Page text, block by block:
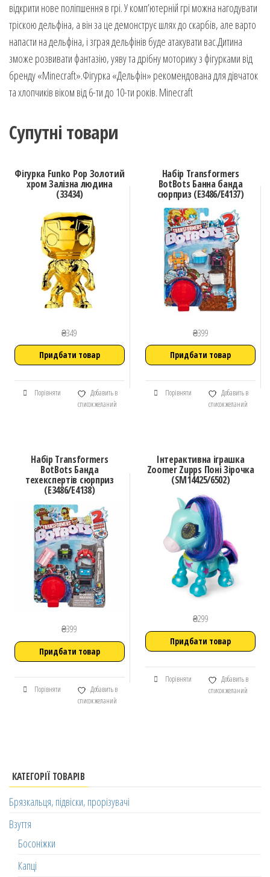
відкрити нове поліпшення в грі. У комп’ютерній грі можна нагодувати
тріскою дельфіна, а він за це демонструє шлях до скарбів, але варто
напасти на дельфіна, і зграя дельфінів буде атакувати вас.Дитина
зможе розвивати фантазію, уяву та дрібну моторику з фігурками від
бренду «Minecraft».Фігурка «Дельфін» рекомендована для дівчаток
та хлопчиків віком від 6-ти до 10-ти років. Minecraft
Супутні товари
Фігурка Funko Pop Золотий
хром Залізна людина
(33434)
₴349
Придбати товар
Порівняти
Добавить в
список желаний
Набір Transformers
BotBots Банна банда
сюрприз (E3486/E4137)
₴399
Придбати товар
Порівняти
Добавить в
список желаний
Набір Transformers
BotBots Банда
техекспертів сюрприз
(E3486/E4138)
₴399
Придбати товар
Порівняти
Добавить в
список желаний
Інтерактивна іграшка
Zoomer Zupps Поні Зірочка
(SM14425/6502)
₴299
Придбати товар
Порівняти
Добавить в
список желаний
КАТЕГОРІЇ ТОВАРІВ
Брязкальця, підвіски, прорізувачі
Взуття
Босоніжки
Капці